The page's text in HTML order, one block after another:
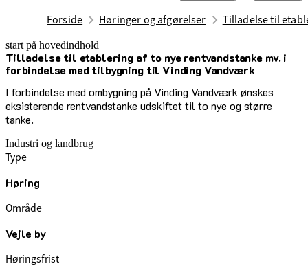
Forside Høringer og afgørelser Tilladelse til
start på hovedindhold
Tilladelse til etablering af to nye rentvandstanke mv. i
forbindelse med tilbygning til Vinding Vandværk
I forbindelse med ombygning på Vinding Vandværk ønskes
eksisterende rentvandstanke udskiftet til to nye og større
tanke.
senest opdateret 22. april 2025
Industri og landbrug
Type
Høring
Område
Vejle by
Høringsfrist